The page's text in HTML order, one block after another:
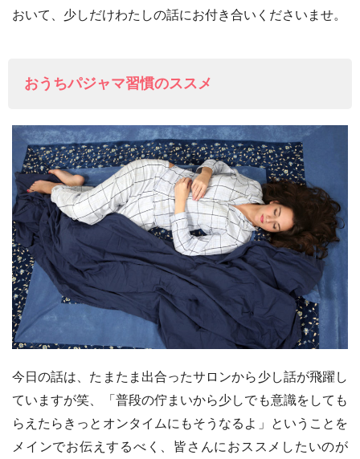
おいて、少しだけわたしの話にお付き合いくださいませ。
おうちパジャマ習慣のススメ
今日の話は、たまたま出合ったサロンから少し話が飛躍し
ていますが笑、「普段の佇まいから少しでも意識をしても
らえたらきっとオンタイムにもそうなるよ」ということを
メインでお伝えするべく、皆さんにおススメしたいのが